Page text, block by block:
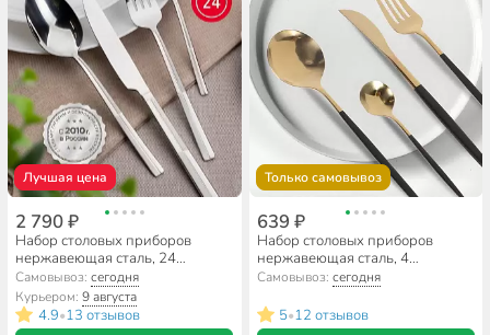
Лучшая цена
2 790 ₽
Набор столовых приборов
нержавеющая сталь, 24
предмета, Daniks, Trendy
Самовывоз:сегодня
Курьером:9 августа
4.9•13 отзывов
Только самовывоз
639 ₽
Набор столовых приборов
нержавеющая сталь, 4
предмета, подарочная
упаковка, Y6-10266
Самовывоз: сегодня
5•12 отзывов